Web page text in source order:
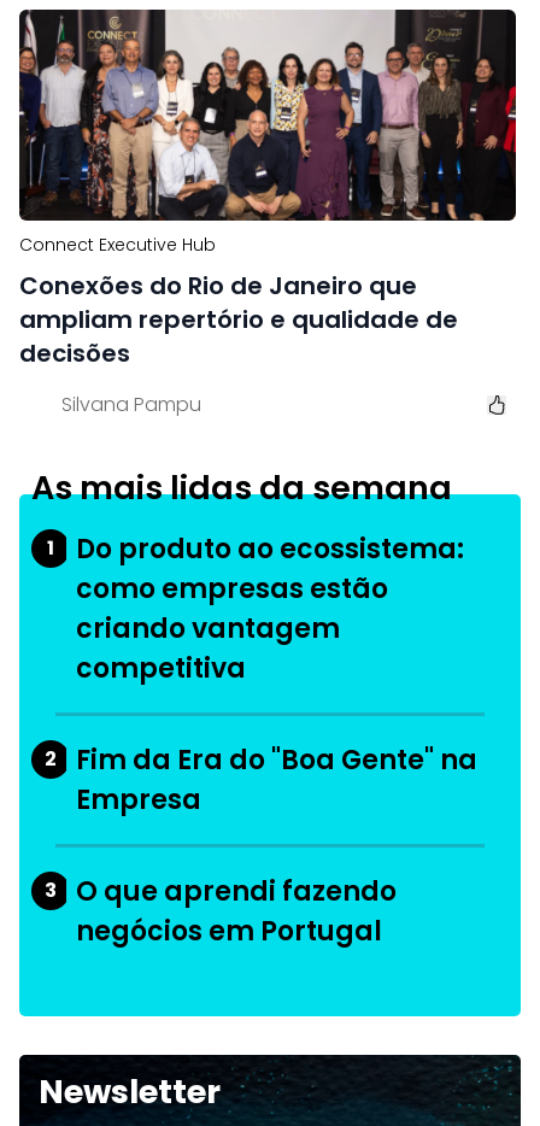
Connect Executive Hub
Conexões do Rio de Janeiro que
ampliam repertório e qualidade de
decisões
Silvana Pampu
As mais lidas da semana
1
Do produto ao ecossistema:
como empresas estão
criando vantagem
competitiva
2
Fim da Era do "Boa Gente" na
Empresa
3
O que aprendi fazendo
negócios em Portugal
Newsletter